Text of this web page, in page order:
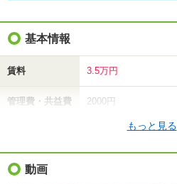
基本情報
賃料 3.5万円
管理費・共益費 2000円
礼金（敷引・償
却金）
もっと見る
動画